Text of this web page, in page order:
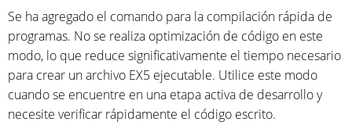
Se ha agregado el comando para la compilación rápida de
programas. No se realiza optimización de código en este
modo, lo que reduce significativamente el tiempo necesario
para crear un archivo EX5 ejecutable. Utilice este modo
cuando se encuentre en una etapa activa de desarrollo y
necesite verificar rápidamente el código escrito.